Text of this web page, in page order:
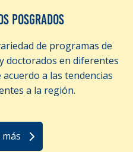
POSGRADOS
de programas de
doctorados en diferentes
a las tendencias
a la región.